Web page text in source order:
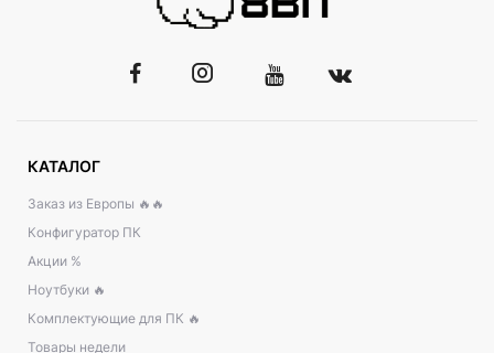
КАТАЛОГ
Заказ из Европы 🔥🔥
Конфигуратор ПК
Акции %
Ноутбуки 🔥
Комплектующие для ПК 🔥
Товары недели